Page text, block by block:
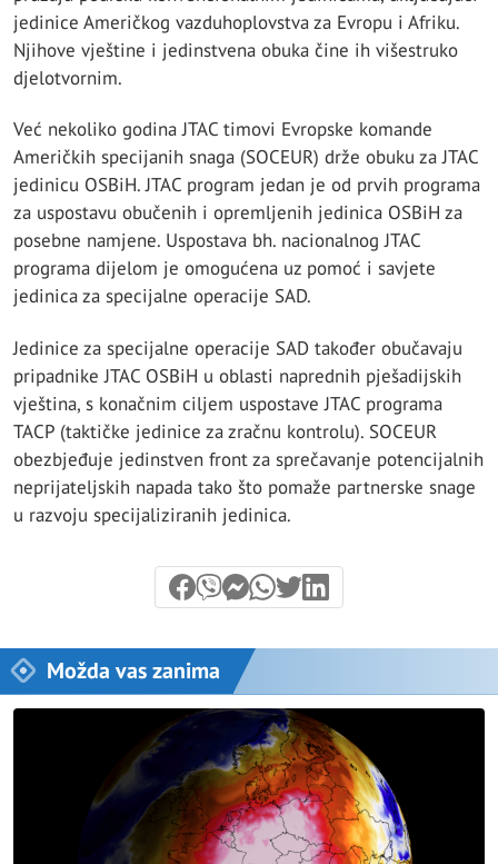
jedinice Američkog vazduhoplovstva za Evropu i Afriku.
Njihove vještine i jedinstvena obuka čine ih višestruko
djelotvornim.
Već nekoliko godina JTAC timovi Evropske komande
Američkih specijanih snaga (SOCEUR) drže obuku za JTAC
jedinicu OSBiH. JTAC program jedan je od prvih programa
za uspostavu obučenih i opremljenih jedinica OSBiH za
posebne namjene. Uspostava bh. nacionalnog JTAC
programa dijelom je omogućena uz pomoć i savjete
jedinica za specijalne operacije SAD.
Jedinice za specijalne operacije SAD također obučavaju
pripadnike JTAC OSBiH u oblasti naprednih pješadijskih
vještina, s konačnim ciljem uspostave JTAC programa
TACP (taktičke jedinice za zračnu kontrolu). SOCEUR
obezbjeđuje jedinstven front za sprečavanje potencijalnih
neprijateljskih napada tako što pomaže partnerske snage
u razvoju specijaliziranih jedinica.
Možda vas zanima